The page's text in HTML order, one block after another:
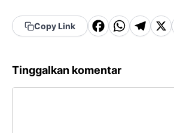
Copy Link
F
c
e
W
a
t
T
g
X
Tinggalkan komentar